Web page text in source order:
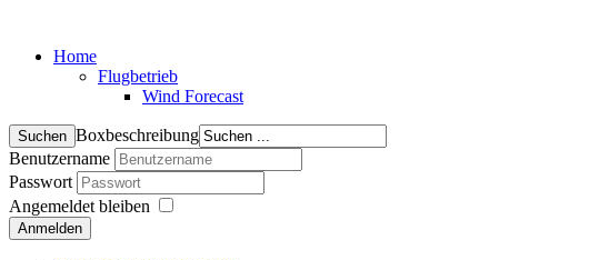
Home
Flugbetrieb
Wind Forecast
Boxbeschreibung
Benutzername
Passwort
Angemeldet bleiben
Anmelden